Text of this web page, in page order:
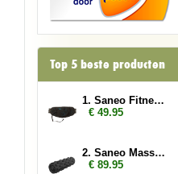
Top 5 beste producten
1. Saneo Fitness Gordel
€ 49.95
2. Saneo Massage Roller
€ 89.95